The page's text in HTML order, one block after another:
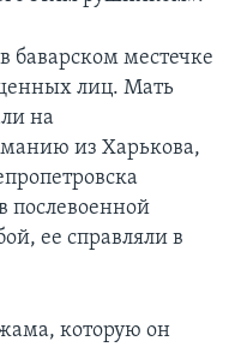
баварском местечке
лиц. Мать
на
из Харькова,
послевоенной
ее справляли в
которую он